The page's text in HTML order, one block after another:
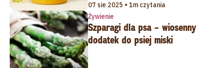
07 sie 2025 • 1m czytania
Żywienie
Szparagi dla psa – wiosenny
dodatek do psiej miski